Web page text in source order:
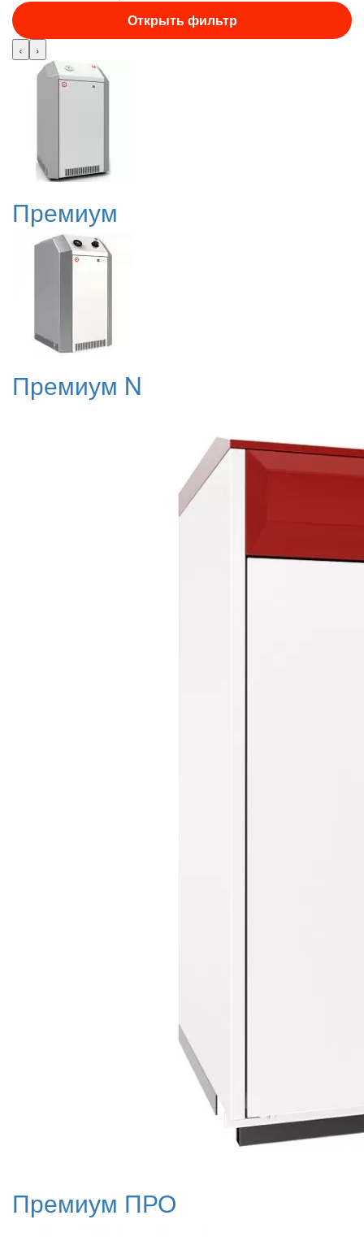
Открыть фильтр
‹ ›
Премиум
Премиум N
Премиум ПРО